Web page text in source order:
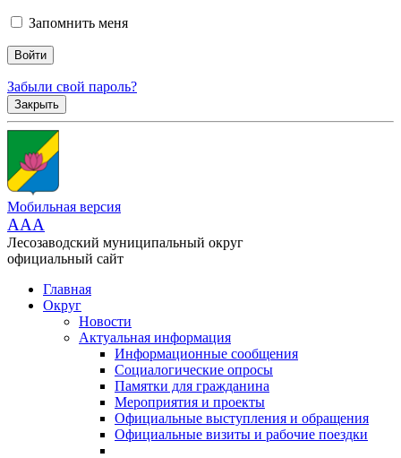
Запомнить меня
Забыли свой пароль?
Закрыть
Мобильная версия
AAA
Лесозаводский муниципальный округ
официальный сайт
Главная
Округ
Новости
Актуальная информация
Информационные сообщения
Социалогические опросы
Памятки для гражданина
Мероприятия и проекты
Официальные выступления и обращения
Официальные визиты и рабочие поездки